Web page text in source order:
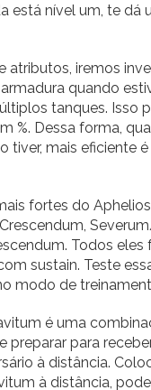
está nível um, te dá
atributos, iremos
quando
tanques. Isso
%. Dessa forma,
tiver, mais eficiente
fortes do Aphelios
Todos eles
sustain. Teste
modo de
é uma
preparar para
à distância.
à distância,